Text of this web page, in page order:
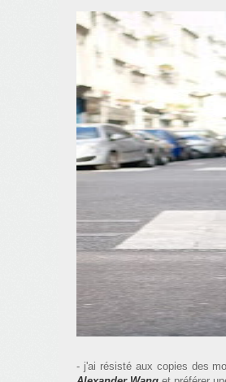
- j'ai résisté aux copies des